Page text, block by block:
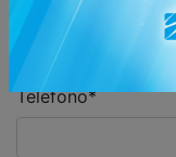
Telefono*